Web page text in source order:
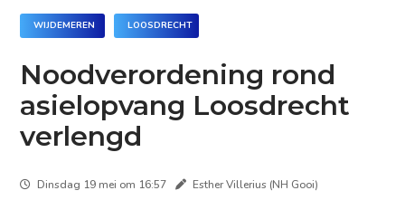
WIJDEMEREN LOOSDRECHT
Noodverordening rond
asielopvang Loosdrecht
verlengd
Dinsdag 19 mei om 16:57 Esther Villerius (NH Gooi)